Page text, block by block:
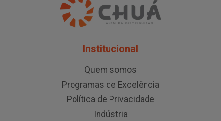
Institucional
Quem somos
Programas de Excelência
Política de Privacidade
Indústria